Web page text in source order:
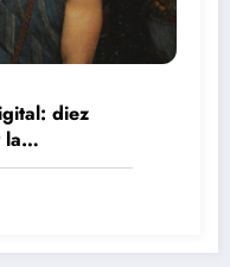
diez
la
sin